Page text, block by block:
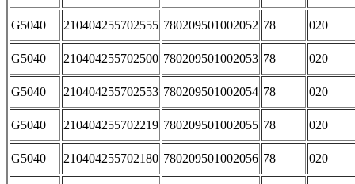
G5040 210404255702555 780209501002052 78 020
G5040 210404255702500 780209501002053 78 020
G5040 210404255702553 780209501002054 78 020
G5040 210404255702219 780209501002055 78 020
G5040 210404255702180 780209501002056 78 020